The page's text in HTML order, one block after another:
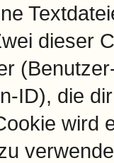
dieser
ID), die
wird